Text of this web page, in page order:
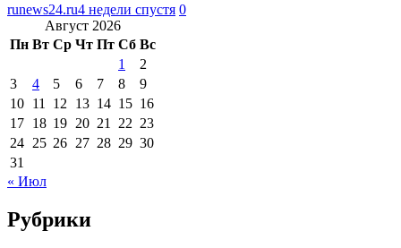
runews24.ru4 недели спустя 0
Август 2026
Пн Вт Ср Чт Пт Сб Вс
1
2
3
4 5 6 7 8
9
10 11 12 13 14 15 16
17 18 19 20 21 22 23
24 25 26 27 28 29 30
31
« Июл
Рубрики